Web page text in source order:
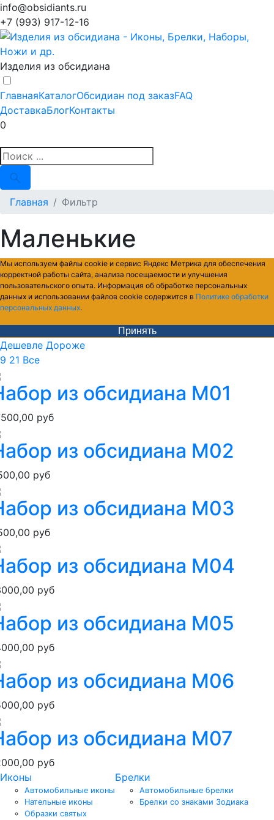
info@obsidiants.ru
+7 (993) 917-12-16
Изделия из обсидиана
ГлавнаяКаталогОбсидиан под заказFAQ
ДоставкаБлогКонтакты
0
Главная Фильтр
Маленькие
Мы используем файлы cookie и сервис Яндекс Метрика для обеспечения
корректной работы сайта, анализа посещаемости и улучшения
пользовательского опыта. Информация об обработке персональных
данных и использовании файлов cookie содержится в Политике обработки
персональных данных.
Принять
Дешевле Дороже
9 21 Все
из обсидиана М01
руб
из обсидиана М02
руб
из обсидиана М03
руб
из обсидиана М04
руб
из обсидиана М05
руб
из обсидиана М06
руб
из обсидиана М07
руб
Иконы
Автомобильные иконы
Нательные иконы
Образки святых
Брелки
Автомобильные брелки
Брелки со знаками Зодиака